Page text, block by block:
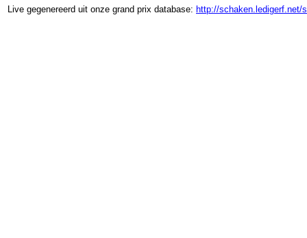
Live gegenereerd uit onze grand prix database: http://schaken.ledigerf.net/